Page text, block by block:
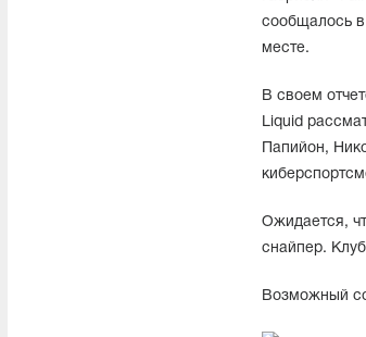
сообщалось
месте.
В своем
Liquid
Папийон,
Ожидается,
снайпер.
Возможный